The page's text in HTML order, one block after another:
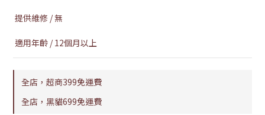
提供維修 / 無
適用年齡 / 12個月以上
全店，超商399免運費
全店，黑貓699免運費